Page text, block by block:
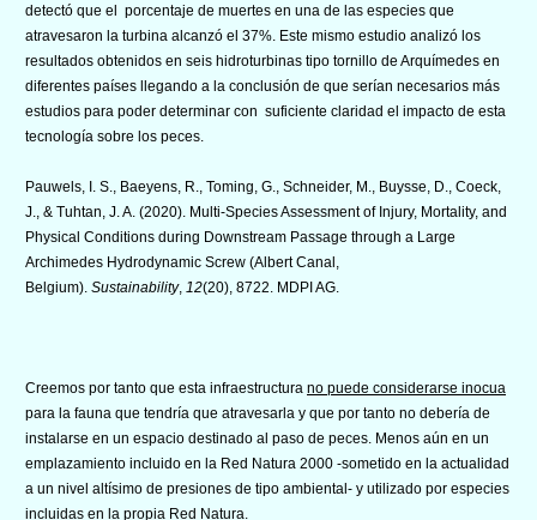
detectó que el porcentaje de muertes en una de las especies que
atravesaron la turbina alcanzó el 37%. Este mismo estudio analizó los
resultados obtenidos en seis hidroturbinas tipo tornillo de Arquímedes en
diferentes países llegando a la conclusión de que serían necesarios más
estudios para poder determinar con suficiente claridad el impacto de esta
tecnología sobre los peces.
Pauwels, I. S., Baeyens, R., Toming, G., Schneider, M., Buysse, D., Coeck,
J., & Tuhtan, J. A. (2020). Multi-Species Assessment of Injury, Mortality, and
Physical Conditions during Downstream Passage through a Large
Archimedes Hydrodynamic Screw (Albert Canal,
Belgium). Sustainability, 12(20), 8722. MDPI AG.
Creemos por tanto que esta infraestructura no puede considerarse inocua
para la fauna que tendría que atravesarla y que por tanto no debería de
instalarse en un espacio destinado al paso de peces. Menos aún en un
emplazamiento incluido en la Red Natura 2000 -sometido en la actualidad
a un nivel altísimo de presiones de tipo ambiental- y utilizado por especies
incluidas en la propia Red Natura.